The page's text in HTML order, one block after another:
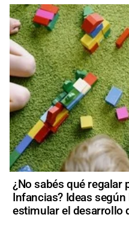
¿No sabés qué regalar
Infancias? Ideas
estimular el desarrollo